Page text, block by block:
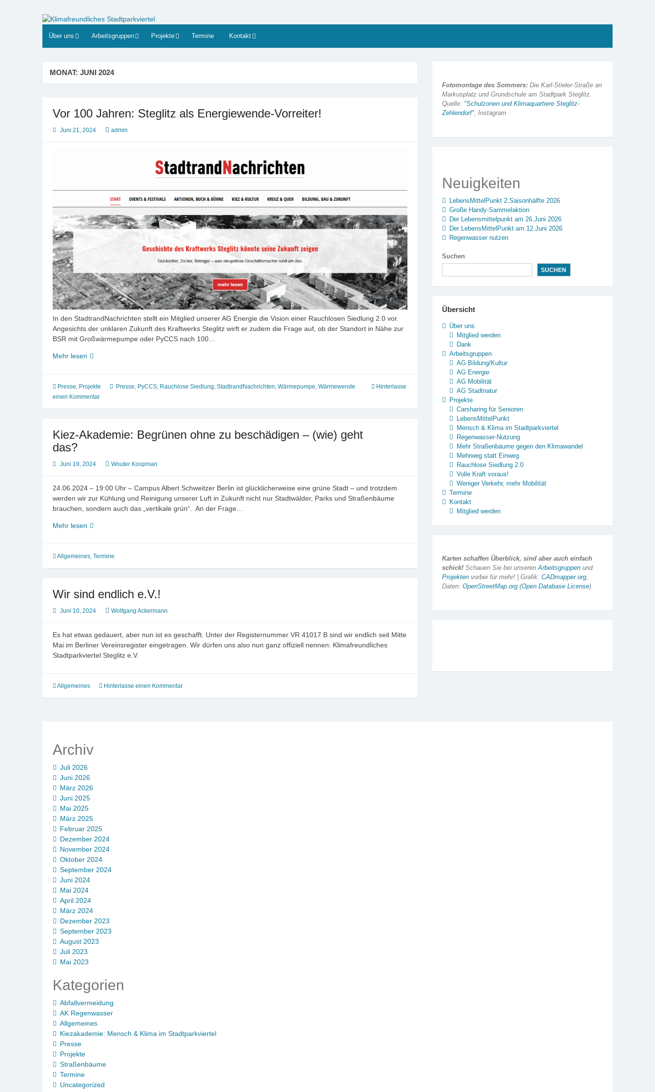
Klimafreundliches Stadtparkviertel
Gutes Klima durch Miteinander in Berlin-Steglitz!
Über uns Arbeitsgruppen Projekte Termine Kontakt
MONAT: JUNI 2024
Vor 100 Jahren: Steglitz als Energiewende-Vorreiter!
Juni 21, 2024 admin
In den StadtrandNachrichten stellt ein Mitglied unserer AG Energie die Vision einer Rauchlosen Siedlung 2.0 vor.
Angesichts der unklaren Zukunft des Kraftwerks Steglitz wirft er zudem die Frage auf, ob der Standort in Nähe zur
BSR mit Großwärmepumpe oder PyCCS nach 100…
Mehr lesen Vor
Steglitz
als
Presse, Projekte Presse, PyCCS, Rauchlose Siedlung, StadtrandNachrichten, Wärmepumpe, Wärmewende
Hinterlasse
einen Kommentar
Kiez-Akademie: Begrünen ohne zu beschädigen – (wie) geht
das?
Juni 19, 2024 Wouter Koopman
24.06.2024 – 19:00 Uhr – Campus Albert Schweitzer Berlin ist glücklicherweise eine grüne Stadt – und trotzdem
werden wir zur Kühlung und Reinigung unserer Luft in Zukunft nicht nur Stadtwälder, Parks und Straßenbäume
brauchen, sondern auch das „vertikale grün“. An der Frage…
Mehr lesen Kiez-
ohne
(wie)
geht
Allgemeines, Termine
Wir sind endlich e.V.!
Juni 10, 2024 Wolfgang Ackermann
Es hat etwas gedauert, aber nun ist es geschafft. Unter der Registernummer VR 41017 B sind wir endlich seit Mitte
Mai im Berliner Vereinsregister eingetragen. Wir dürfen uns also nun ganz offiziell nennen: Klimafreundliches
Stadtparkviertel Steglitz e.V.
Allgemeines Hinterlasse einen Kommentar
Fotomontage des Sommers:Die Karl-Stieler-Straße an
Markusplatz und Grundschule am Stadtpark Steglitz.
Quelle: "Schulzonen und Klimaquartiere Steglitz-
Zehlendorf", Instagram
Neuigkeiten
LebensMittelPunkt 2.Saisonhälfte 2026
Große Handy-Sammelaktion
Der Lebensmittelpunkt am 26.Juni 2026
Der LebensMittelPunkt am 12.Juni 2026
Regenwasser nutzen
Suchen
SUCHEN
Übersicht
Über uns
Mitglied werden
Dank
Arbeitsgruppen
AG Bildung/Kultur
AG Energie
AG Mobilität
AG Stadtnatur
Projekte
Carsharing für Senioren
LebensMittelPunkt
Mensch & Klima im Stadtparkviertel
Regenwasser-Nutzung
Mehr Straßenbäume gegen den Klimawandel
Mehrweg statt Einweg
Rauchlose Siedlung 2.0
Volle Kraft voraus!
Weniger Verkehr, mehr Mobilität
Termine
Kontakt
Mitglied werden
Karten schaffen Überblick, sind aber auch einfach
schick!Schauen Sie bei unserenArbeitsgruppenund
Projektenvorbei für mehr! | Grafik: CADmapper.org,
Daten: OpenStreetMap.org(Open Database License)
Archiv
Juli 2026
Juni 2026
März 2026
Juni 2025
Mai 2025
März 2025
Februar 2025
Dezember 2024
November 2024
Oktober 2024
September 2024
Juni 2024
Mai 2024
April 2024
März 2024
Dezember 2023
September 2023
August 2023
Juli 2023
Mai 2023
Kategorien
Abfallvermeidung
AK Regenwasser
Allgemeines
Kiezakademie: Mensch & Klima im Stadtparkviertel
Presse
Projekte
Straßenbäume
Termine
Uncategorized